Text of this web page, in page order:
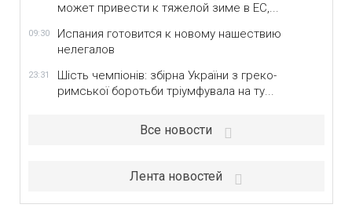
может привести к тяжелой зиме в ЕС,...
09:30
Испания готовится к новому нашествию
нелегалов
23:31
Шість чемпіонів: збірна України з греко-
римської боротьби тріумфувала на ту...
Все новости
Лента новостей